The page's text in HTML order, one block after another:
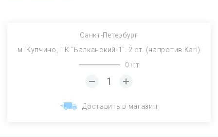
Санкт-Петербург
м. Купчино, ТК "Балканский-1". 2 эт. (напротив Kari)
0 шт
Доставить в магазин